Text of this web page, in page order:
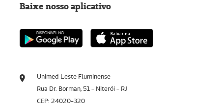
Unimed Leste Fluminense
Rua Dr. Borman, 51 - Niterói - RJ
CEP: 24020-320
Baixe nosso aplicativo